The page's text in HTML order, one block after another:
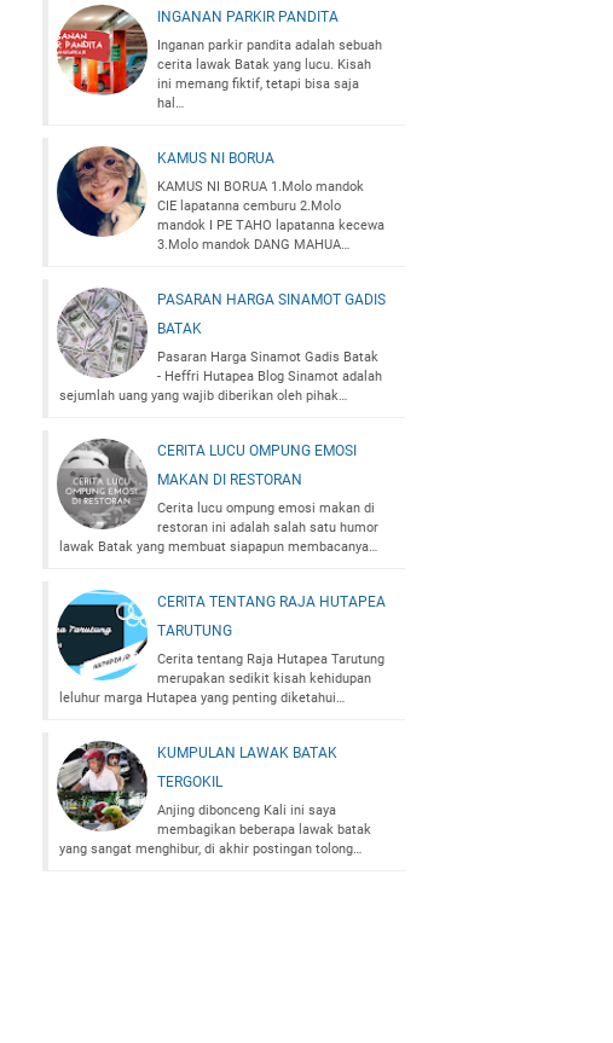
INGANAN PARKIR PANDITA
Inganan parkir pandita adalah sebuah
cerita lawak Batak yang lucu. Kisah
ini memang fiktif, tetapi bisa saja
hal…
KAMUS NI BORUA
KAMUS NI BORUA 1.Molo mandok
CIE lapatanna cemburu 2.Molo
mandok I PE TAHO lapatanna kecewa
3.Molo mandok DANG MAHUA…
PASARAN HARGA SINAMOT GADIS
BATAK
Pasaran Harga Sinamot Gadis Batak
- Heffri Hutapea Blog Sinamot adalah
sejumlah uang yang wajib diberikan oleh pihak…
CERITA LUCU OMPUNG EMOSI
MAKAN DI RESTORAN
Cerita lucu ompung emosi makan di
restoran ini adalah salah satu humor
lawak Batak yang membuat siapapun membacanya…
CERITA TENTANG RAJA HUTAPEA
TARUTUNG
Cerita tentang Raja Hutapea Tarutung
merupakan sedikit kisah kehidupan
leluhur marga Hutapea yang penting diketahui…
KUMPULAN LAWAK BATAK
TERGOKIL
Anjing dibonceng Kali ini saya
membagikan beberapa lawak batak
yang sangat menghibur, di akhir postingan tolong…